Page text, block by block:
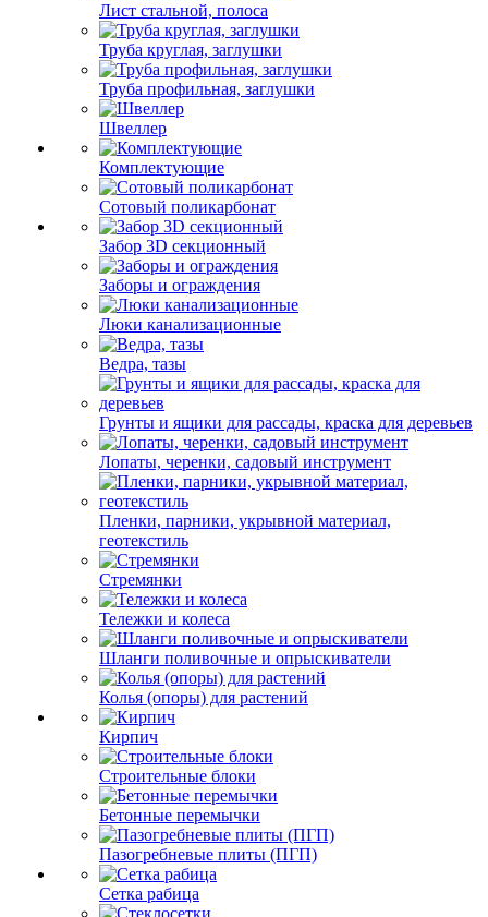
Лист стальной, полоса
Труба круглая, заглушки
Труба профильная, заглушки
Швеллер
Комплектующие
Сотовый поликарбонат
Забор 3D секционный
Заборы и ограждения
Люки канализационные
Ведра, тазы
Грунты и ящики для рассады, краска для деревьев
Лопаты, черенки, садовый инструмент
Пленки, парники, укрывной материал,
геотекстиль
Стремянки
Тележки и колеса
Шланги поливочные и опрыскиватели
Колья (опоры) для растений
Кирпич
Строительные блоки
Бетонные перемычки
Пазогребневые плиты (ПГП)
Сетка рабица